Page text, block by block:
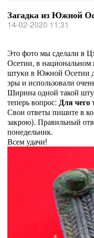
Загадка из Южной
14-02-2020 11:31
Это фото мы сделали в
Осетии, в национальном
штуки в Южной Осетии
эры и использовали
Ширина одной такой
теперь вопрос: Для чего
Свои ответы пишите в
закрою). Правильный
понедельник.
Всем удачи!